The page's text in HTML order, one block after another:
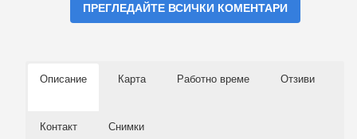
ПРЕГЛЕДАЙТЕ ВСИЧКИ КОМЕНТАРИ
Описание Карта Работно време Отзиви
Контакт Снимки